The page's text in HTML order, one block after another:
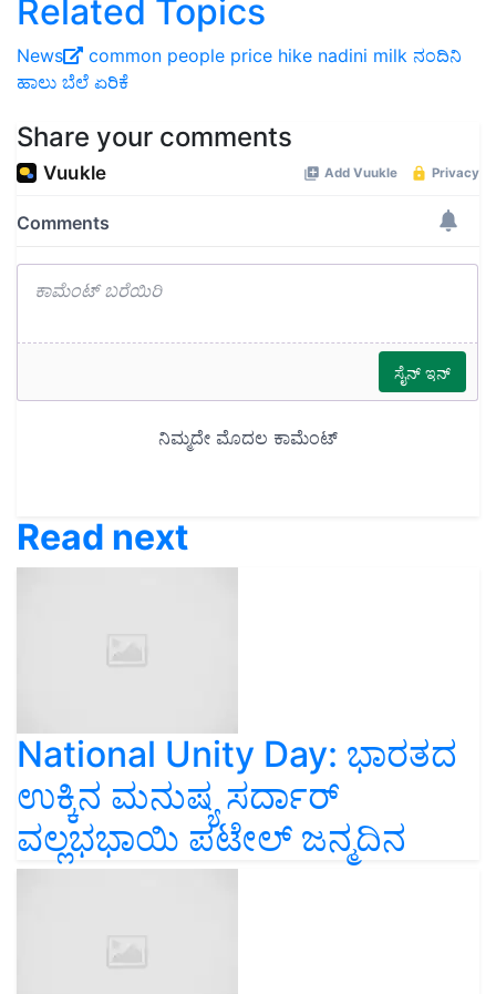
Related Topics
News common people price hike nadini milk ನಂದಿನಿ
ಹಾಲು ಬೆಲೆ ಏರಿಕೆ
Share your comments
Read next
National Unity Day: ಭಾರತದ
ಉಕ್ಕಿನ ಮನುಷ್ಯ ಸರ್ದಾರ್
ವಲ್ಲಭಭಾಯಿ ಪಟೇಲ್ ಜನ್ಮದಿನ